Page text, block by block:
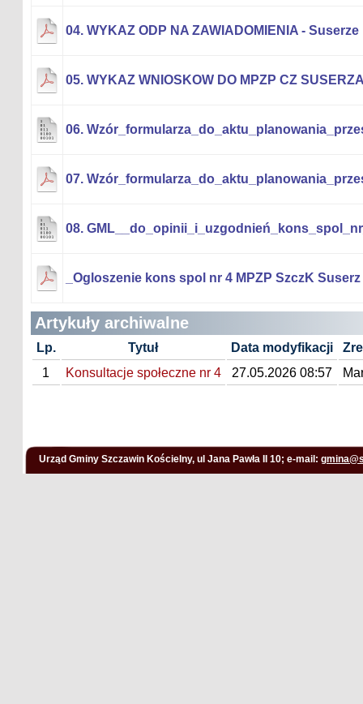
04. WYKAZ ODP NA ZAWIADOMIENIA -
05. WYKAZ WNIOSKOW DO MPZP CZ
06.
07.
08.
_Ogloszenie kons spol nr 4 MPZP SzczK
Artykuły archiwalne
Lp. Tytuł Data modyfikacji
1
Konsultacje społeczne nr 4 27.05.2026 08:57
Urząd Gminy Szczawin Kościelny, ul Jana Pawła II 10; e-mail: